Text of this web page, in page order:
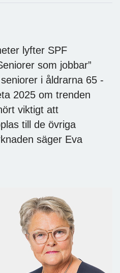
lyfter SPF
som jobbar”
i åldrarna 65 -
2025 om trenden
viktigt att
till de övriga
säger Eva